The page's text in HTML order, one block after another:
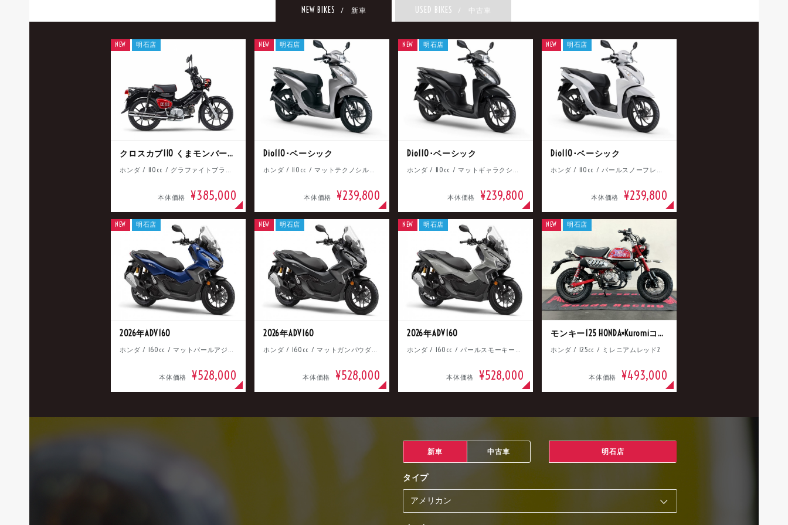
NEW BIKES / 新車 USED BIKES / 中古車
クロスカブ110 くまモンバージョン
ホンダ / 110cc / グラファイトブラック
本体価格 ¥385,000
NEW 明石店
Dio110･ベーシック
ホンダ / 110cc / マットテクノシルバーメタリック
本体価格 ¥239,800
NEW 明石店
Dio110･ベーシック
ホンダ / 110cc / マットギャラクシーブラックメタリック
本体価格 ¥239,800
NEW 明石店
Dio110･ベーシック
ホンダ / 110cc / パールスノーフレークホワイト
本体価格 ¥239,800
NEW 明石店
2026年ADV160
ホンダ / 160cc / マットパールアジャイルブルー
本体価格 ¥528,000
NEW 明石店
2026年ADV160
ホンダ / 160cc / マットガンパウダーブラックメタリック
本体価格 ¥528,000
NEW 明石店
2026年ADV160
ホンダ / 160cc / パールスモーキーグレー
本体価格 ¥528,000
NEW 明石店
モンキー125 HONDA×Kuromiコラボ
ホンダ / 125cc / ミレニアムレッド2
本体価格 ¥493,000
NEW 明石店
新車 中古車 明石店
タイプ